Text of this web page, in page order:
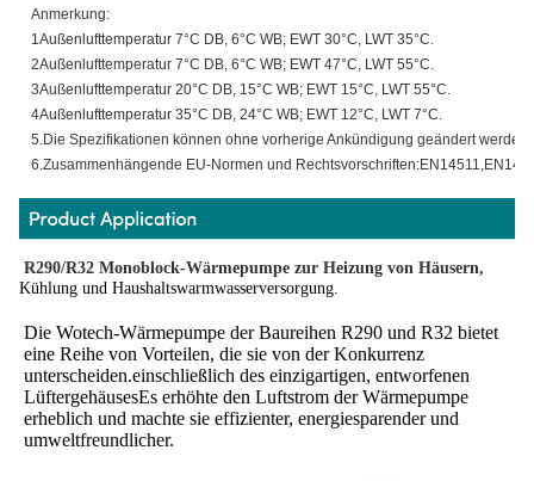
Anmerkung:
1Außenlufttemperatur 7°C DB, 6°C WB; EWT 30°C, LWT 35°C.
2Außenlufttemperatur 7°C DB, 6°C WB; EWT 47°C, LWT 55°C.
3Außenlufttemperatur 20°C DB, 15°C WB; EWT 15°C, LWT 55°C.
4Außenlufttemperatur 35°C DB, 24°C WB; EWT 12°C, LWT 7°C.
5.Die Spezifikationen können ohne vorherige Ankündigung geändert werden.
6.Zusammenhängende EU-Normen und
R290/R32 Monoblock-Wärmepumpe zur Heizung von Häusern,
Kühlung und Haushaltswarmwasserversorgung.
Die Wotech-Wärmepumpe der Baureihen R290 und R32 bietet
eine Reihe von Vorteilen, die sie von der Konkurrenz
unterscheiden.einschließlich des einzigartigen, entworfenen
LüftergehäusesEs erhöhte den Luftstrom der Wärmepumpe
erheblich und machte sie effizienter, energiesparender und
umweltfreundlicher.